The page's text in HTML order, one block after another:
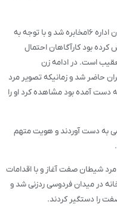
با تماس این زن به پلیس ۱۱۰ ماجرا به کارآگاهان اداره ۱۶مخابره شد و با توجه به
بود کارآگاهان احتمال
است. در ادامه زن
حاضر شد و زمانیکه تصویر مرد
دست آمده بود مشاهده کرد او را
به دست آوردند و هویت متهم
شیطان صفت آغاز و با اقدامات
در میدان فردوسی ردزنی شد و
را دستگیر کردند.